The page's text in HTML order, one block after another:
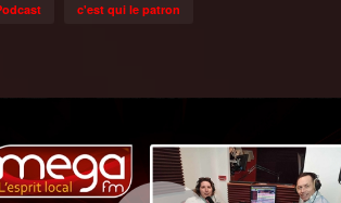
c'est qui le patron